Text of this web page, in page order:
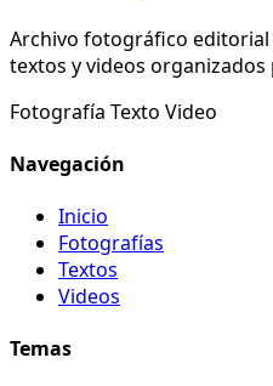
Archivo fotográfico editorial
textos y videos
Fotografía Texto Video
Navegación
Inicio
Fotografías
Textos
Videos
Temas